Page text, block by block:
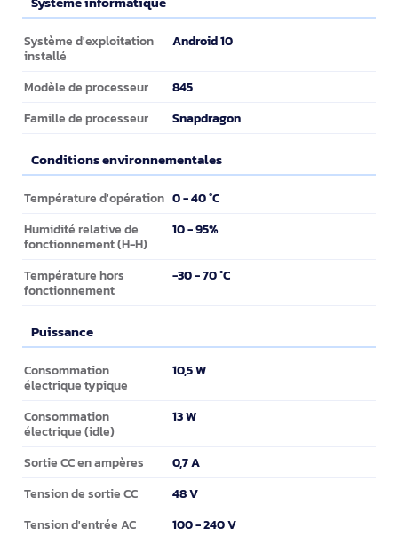
Système informatique
Système d'exploitation
installé
Android 10
Modèle de processeur 845
Famille de processeur Snapdragon
Conditions environnementales
Conditions environnementales
Température d'opération 0 - 40 °C
Humidité relative de
fonctionnement (H-H)
10 - 95%
Température hors
fonctionnement
-30 - 70 °C
Puissance
Puissance
Consommation
électrique typique
10,5 W
Consommation
électrique (idle)
13 W
Sortie CC en ampères 0,7 A
Tension de sortie CC 48 V
Tension d'entrée AC 100 - 240 V